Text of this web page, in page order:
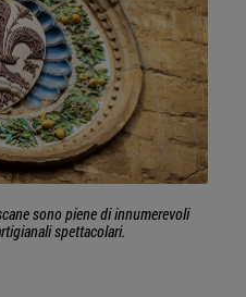
sono piene di innumerevoli
spettacolari.